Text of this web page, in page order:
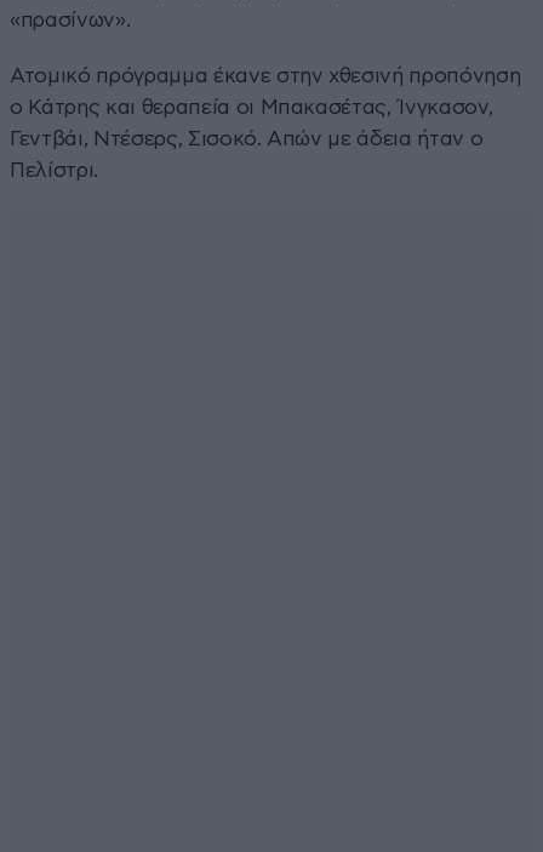
«πρασίνων».
Ατομικό πρόγραμμα έκανε στην χθεσινή προπόνηση
ο Κάτρης και θεραπεία οι Μπακασέτας, Ίνγκασον,
Γεντβάι, Ντέσερς, Σισοκό. Απών με άδεια ήταν ο
Πελίστρι.